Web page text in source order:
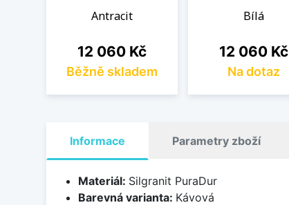
Antracit
Cena
12 060 Kč
Běžně skladem
Bílá
Cena
12 060 Kč
Na dotaz
Informace Parametry zboží
Materiál: Silgranit PuraDur
Barevná varianta: Kávová